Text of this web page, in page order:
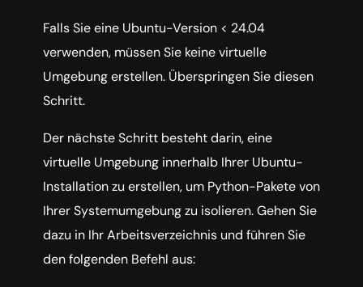
Falls Sie eine Ubuntu-Version < 24.04
verwenden, müssen Sie keine virtuelle
Umgebung erstellen. Überspringen Sie diesen
Schritt.
Der nächste Schritt besteht darin, eine
virtuelle Umgebung innerhalb Ihrer Ubuntu-
Installation zu erstellen, um Python-Pakete von
Ihrer Systemumgebung zu isolieren. Gehen Sie
dazu in Ihr Arbeitsverzeichnis und führen Sie
den folgenden Befehl aus: